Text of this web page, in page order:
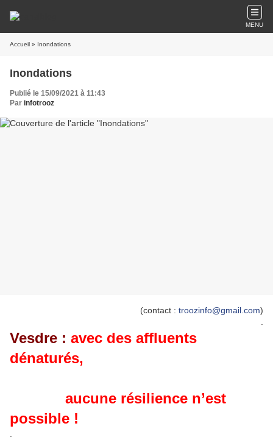
MENU
Accueil » Inondations
Inondations
Publié le 15/09/2021 à 11:43
Par infotrooz
(contact : troozinfo@gmail.com)
Vesdre : avec des affluents
dénaturés,
aucune résilience n’est
possible !